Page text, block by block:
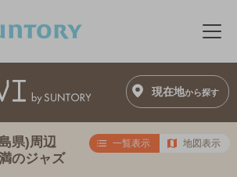
メ
現在地から探す
県)周辺
のジャズ
一覧表示 地図表示